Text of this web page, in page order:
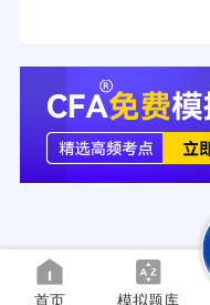
首页 模拟题库